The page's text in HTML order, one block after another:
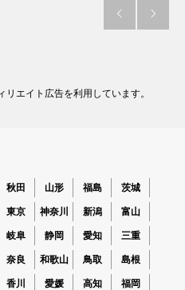
 
エイト広告を利用しています。
秋田 山形 福島 茨城
東京 神奈川 新潟 富山
岐阜 静岡 愛知 三重
奈良 和歌山 鳥取 島根
香川 愛媛 高知 福岡